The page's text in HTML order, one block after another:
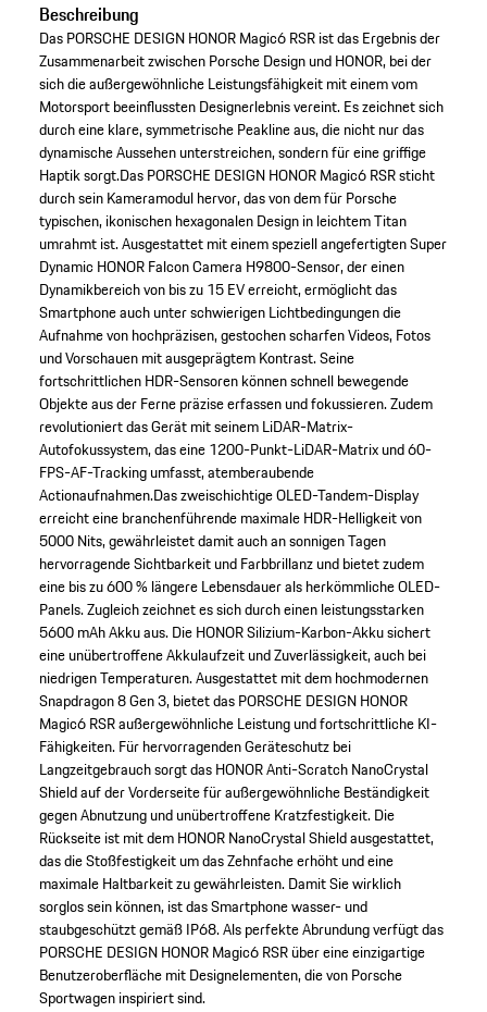
Beschreibung
Das PORSCHE DESIGN HONOR Magic6 RSR ist das Ergebnis der
Zusammenarbeit zwischen Porsche Design und HONOR, bei der
sich die außergewöhnliche Leistungsfähigkeit mit einem vom
Motorsport beeinflussten Designerlebnis vereint. Es zeichnet sich
durch eine klare, symmetrische Peakline aus, die nicht nur das
dynamische Aussehen unterstreichen, sondern für eine griffige
Haptik sorgt.Das PORSCHE DESIGN HONOR Magic6 RSR sticht
durch sein Kameramodul hervor, das von dem für Porsche
typischen, ikonischen hexagonalen Design in leichtem Titan
umrahmt ist. Ausgestattet mit einem speziell angefertigten Super
Dynamic HONOR Falcon Camera H9800-Sensor, der einen
Dynamikbereich von bis zu 15 EV erreicht, ermöglicht das
Smartphone auch unter schwierigen Lichtbedingungen die
Aufnahme von hochpräzisen, gestochen scharfen Videos, Fotos
und Vorschauen mit ausgeprägtem Kontrast. Seine
fortschrittlichen HDR-Sensoren können schnell bewegende
Objekte aus der Ferne präzise erfassen und fokussieren. Zudem
revolutioniert das Gerät mit seinem LiDAR-Matrix-
Autofokussystem, das eine 1200-Punkt-LiDAR-Matrix und 60-
FPS-AF-Tracking umfasst, atemberaubende
Actionaufnahmen.Das zweischichtige OLED-Tandem-Display
erreicht eine branchenführende maximale HDR-Helligkeit von
5000 Nits, gewährleistet damit auch an sonnigen Tagen
hervorragende Sichtbarkeit und Farbbrillanz und bietet zudem
eine bis zu 600 % längere Lebensdauer als herkömmliche OLED-
Panels. Zugleich zeichnet es sich durch einen leistungsstarken
5600 mAh Akku aus. Die HONOR Silizium-Karbon-Akku sichert
eine unübertroffene Akkulaufzeit und Zuverlässigkeit, auch bei
niedrigen Temperaturen. Ausgestattet mit dem hochmodernen
Snapdragon 8 Gen 3, bietet das PORSCHE DESIGN HONOR
Magic6 RSR außergewöhnliche Leistung und fortschrittliche KI-
Fähigkeiten. Für hervorragenden Geräteschutz bei
Langzeitgebrauch sorgt das HONOR Anti-Scratch NanoCrystal
Shield auf der Vorderseite für außergewöhnliche Beständigkeit
gegen Abnutzung und unübertroffene Kratzfestigkeit. Die
Rückseite ist mit dem HONOR NanoCrystal Shield ausgestattet,
das die Stoßfestigkeit um das Zehnfache erhöht und eine
maximale Haltbarkeit zu gewährleisten. Damit Sie wirklich
sorglos sein können, ist das Smartphone wasser- und
staubgeschützt gemäß IP68. Als perfekte Abrundung verfügt das
PORSCHE DESIGN HONOR Magic6 RSR über eine einzigartige
Benutzeroberfläche mit Designelementen, die von Porsche
Sportwagen inspiriert sind.